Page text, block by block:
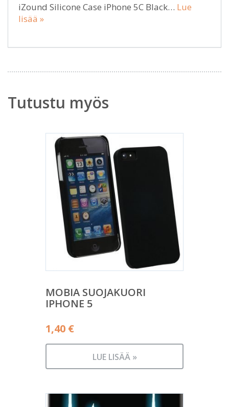
iZound Silicone Case iPhone 5C Black… Lue
lisää »
Tutustu myös
MOBIA SUOJAKUORI
IPHONE 5
1,40 €
LUE LISÄÄ »